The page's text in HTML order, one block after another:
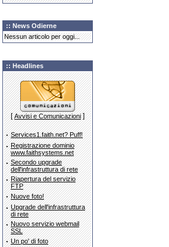
:: News Odierne
Nessun articolo per oggi...
:: Headlines
[Avvisi e Comunicazioni]
· Services1.faith.net? Puff!
· Registrazione dominio
www.faithsystems.net
· Secondo upgrade
dell'infrastruttura di rete
· Riapertura del servizio
FTP
· Nuove foto!
· Upgrade dell'infrastruttura
di rete
· Nuovo servizio webmail
SSL
· Un po' di foto